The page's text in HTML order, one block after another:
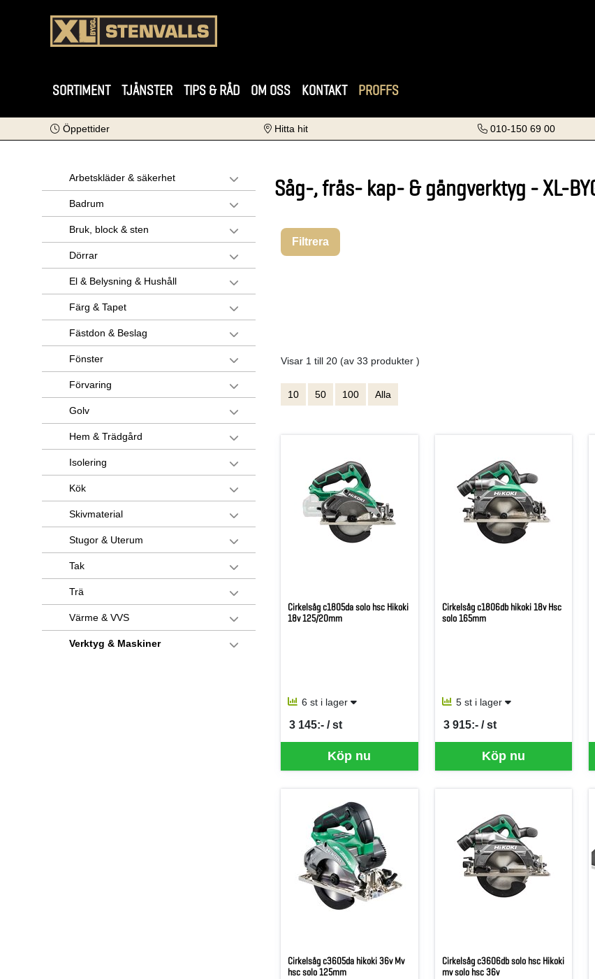
SORTIMENT TJÄNSTER TIPS & RÅD OM OSS KONTAKT PROFFS
Öppettider Hitta hit 010-150 69 00
Arbetskläder & säkerhet
Badrum
Bruk, block & sten
Dörrar
El & Belysning & Hushåll
Färg & Tapet
Fästdon & Beslag
Fönster
Förvaring
Golv
Hem & Trädgård
Isolering
Kök
Skivmaterial
Stugor & Uterum
Tak
Trä
Värme & VVS
Verktyg & Maskiner
Såg-, fräs- kap- & gängverktyg - XL-
Filtrera
Visar 1 till 20 (av 33 produkter )
10 50 100 Alla
Cirkelsåg c1805da solo hsc Hikoki
18v 125/20mm
6 st i lager
Köp nu
3 145:- / st
SEK per ST
Cirkelsåg c1806db hikoki 18v Hsc
solo 165mm
5 st i lager
Köp nu
3 915:- / st
SEK per ST
Cirkelsåg c3605da hikoki 36v Mv
hsc solo 125mm
Cirkelsåg c3606db solo hsc Hikoki
mv solo hsc 36v